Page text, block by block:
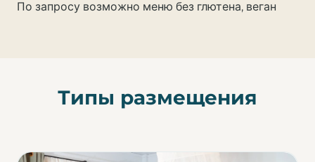
По запросу возможно меню без глютена, веган
Типы размещения